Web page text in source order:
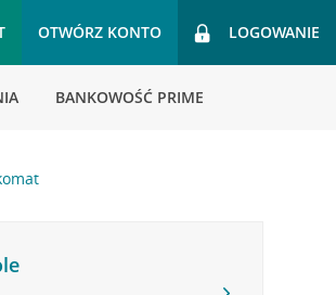
OTWÓRZ KONTO LOGOWANIE
BANKOWOŚĆ PRIME